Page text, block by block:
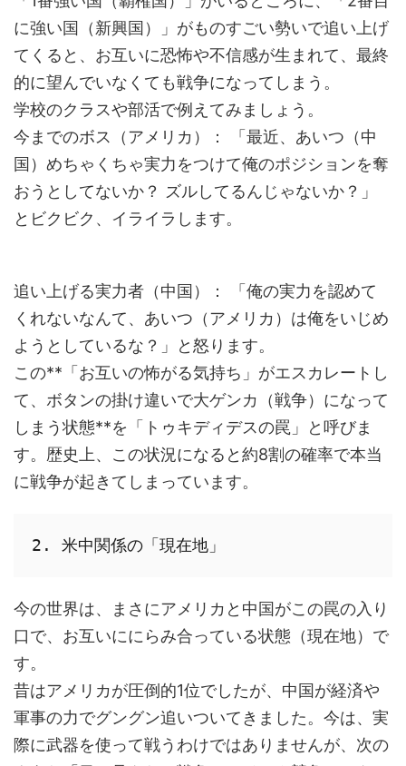
に強い国（新興国）」がものすごい勢いで追い上げ
てくると、お互いに恐怖や不信感が生まれて、最終
的に望んでいなくても戦争になってしまう。
学校のクラスや部活で例えてみましょう。
今までのボス（アメリカ）： 「最近、あいつ（中
国）めちゃくちゃ実力をつけて俺のポジションを奪
おうとしてないか？ ズルしてるんじゃないか？」
とビクビク、イライラします。
追い上げる実力者（中国）： 「俺の実力を認めて
くれないなんて、あいつ（アメリカ）は俺をいじめ
ようとしているな？」と怒ります。
この**「お互いの怖がる気持ち」がエスカレートし
て、ボタンの掛け違いで大ゲンカ（戦争）になって
しまう状態**を「トゥキディデスの罠」と呼びま
す。歴史上、この状況になると約8割の確率で本当
に戦争が起きてしまっています。
2. 米中関係の「現在地」
今の世界は、まさにアメリカと中国がこの罠の入り
口で、お互いににらみ合っている状態（現在地）で
す。
昔はアメリカが圧倒的1位でしたが、中国が経済や
軍事の力でグングン追いついてきました。今は、実
際に武器を使って戦うわけではありませんが、次の